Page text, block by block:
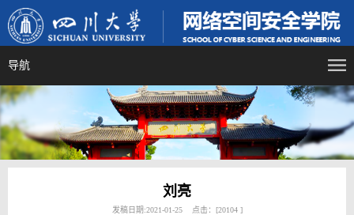
导航
刘亮
发稿日期:2021-01-25 点击：[20104 ]